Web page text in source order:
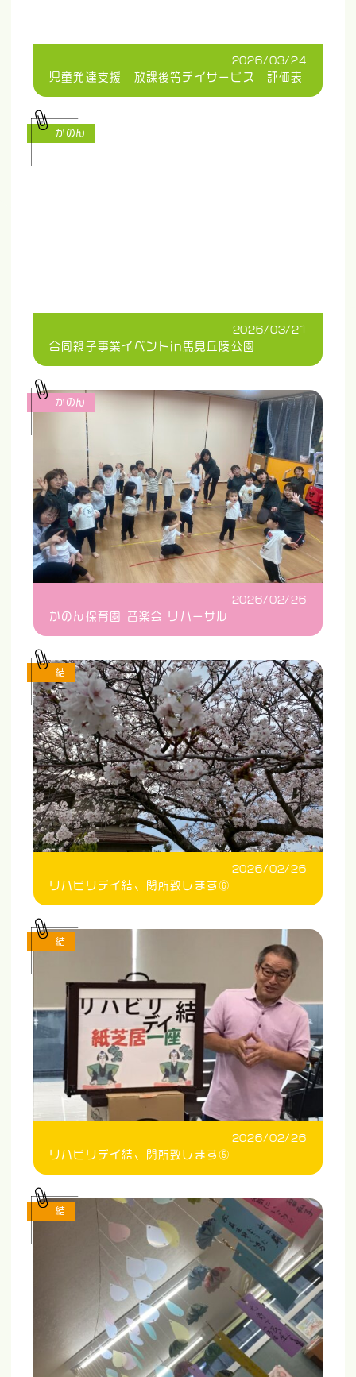
2026/03/24
児童発達支援 放課後等デイサービス 評価表
2026/03/21
合同親子事業イベントin馬見丘陵公園
かのん
2026/02/26
かのん保育園 音楽会 リハーサル
かのん
2026/02/26
リハビリデイ結、閉所致します⑥
結
2026/02/26
リハビリデイ結、閉所致します⑤
結
結